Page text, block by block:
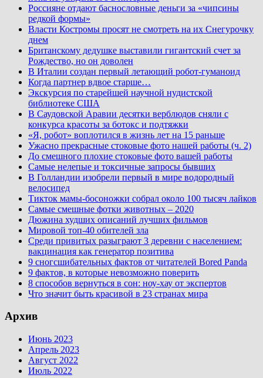
Россияне отдают баснословные деньги за «чипсины
редкой формы»
Власти Костромы просят не смотреть на их Снегурочку
днем
Британскому дедушке выставили гигантский счет за
Рождество, но он доволен
В Италии создан первый летающий робот-гуманоид
Когда партнер вдвое старше…
Экскурсия по старейшей научной нудистской
библиотеке США
В Саудовской Аравии десятки верблюдов сняли с
конкурса красоты за ботокс и подтяжки
«Я, робот» воплотился в жизнь лет на 15 раньше
Ужасно прекрасные стоковые фото нашей работы (ч. 2)
До смешного плохие стоковые фото вашей работы
Самые нелепые и токсичные запросы бывших
В Голландии изобрели первый в мире водородный
велосипед
Тикток мамы-босоножки собрал около 100 тысяч лайков
Самые смешные фотки животных – 2020
Дюжина худших описаний лучших фильмов
Мировой топ-40 обителей зла
Среди привитых разыграют 3 деревни с населением:
вакцинация как генератор позитива
9 сногсшибательных фактов от читателей Bored Panda
9 фактов, в которые невозможно поверить
8 способов вернуться в сон: ноу-хау от экспертов
Что значит быть красивой в 23 странах мира
Архив
Июнь 2023
Апрель 2023
Август 2022
Июль 2022